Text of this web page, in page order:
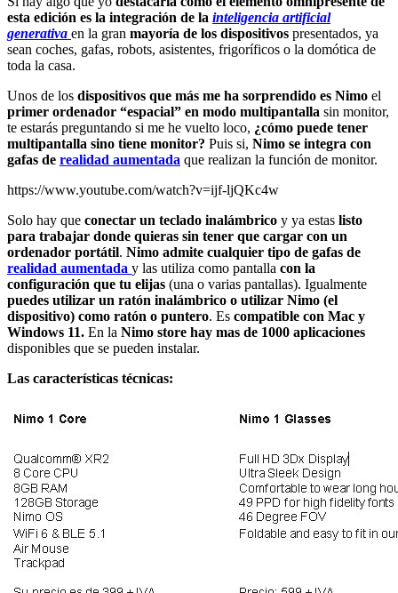
esta edición es la integración de la inteligencia artificial
generativa en la gran mayoría de los dispositivos presentados, ya
sean coches, gafas, robots, asistentes, frigoríficos o la domótica de
toda la casa.
Unos de los dispositivos que más me ha sorprendido es Nimo el
primer ordenador “espacial” en modo multipantalla sin monitor,
te estarás preguntando si me he vuelto loco, ¿cómo puede tener
multipantalla sino tiene monitor? Puis si, Nimo se integra con
gafas de realidad aumentada que realizan la función de monitor.
https://www.youtube.com/watch?v=ijf-ljQKc4w
Solo hay que conectar un teclado inalámbrico y ya estas listo
para trabajar donde quieras sin tener que cargar con un
ordenador portátil. Nimo admite cualquier tipo de gafas de
realidad aumentada y las utiliza como pantalla con la
configuración que tu elijas (una o varias pantallas). Igualmente
puedes utilizar un ratón inalámbrico o utilizar Nimo (el
dispositivo) como ratón o puntero. Es compatible con Mac y
Windows 11. En la Nimo store hay mas de 1000 aplicaciones
disponibles que se pueden instalar.
Las características técnicas: